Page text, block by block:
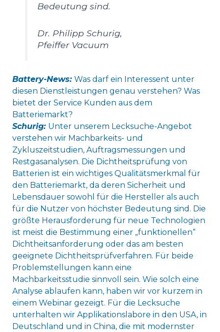
Bedeutung sind.
Dr. Philipp Schurig,
Pfeiffer Vacuum
Battery-News: Was darf ein Interessent unter
diesen Dienstleistungen genau verstehen? Was
bietet der Service Kunden aus dem
Batteriemarkt?
Schurig: Unter unserem Lecksuche-Angebot
verstehen wir Machbarkeits- und
Zykluszeitstudien, Auftragsmessungen und
Restgasanalysen. Die Dichtheitsprüfung von
Batterien ist ein wichtiges Qualitätsmerkmal für
den Batteriemarkt, da deren Sicherheit und
Lebensdauer sowohl für die Hersteller als auch
für die Nutzer von höchster Bedeutung sind. Die
größte Herausforderung für neue Technologien
ist meist die Bestimmung einer „funktionellen“
Dichtheitsanforderung oder das am besten
geeignete Dichtheitsprüfverfahren. Für beide
Problemstellungen kann eine
Machbarkeitsstudie sinnvoll sein. Wie solch eine
Analyse ablaufen kann, haben wir vor kurzem in
einem Webinar gezeigt. Für die Lecksuche
unterhalten wir Applikationslabore in den USA, in
Deutschland und in China, die mit modernster